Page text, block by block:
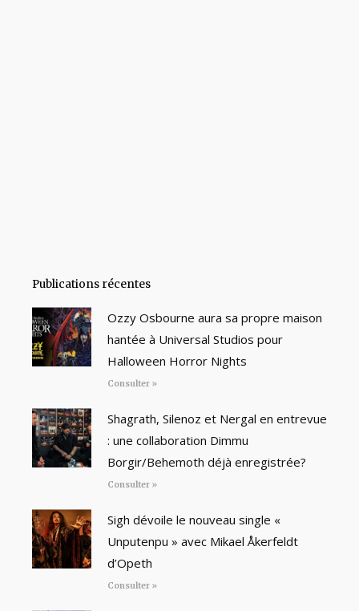
Publications récentes
Ozzy Osbourne aura sa propre maison
hantée à Universal Studios pour
Halloween Horror Nights
Consulter »
Shagrath, Silenoz et Nergal en entrevue
: une collaboration Dimmu
Borgir/Behemoth déjà enregistrée?
Consulter »
Sigh dévoile le nouveau single «
Unputenpu » avec Mikael Åkerfeldt
d’Opeth
Consulter »